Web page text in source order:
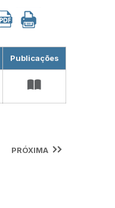
Publicações
PRÓXIMA